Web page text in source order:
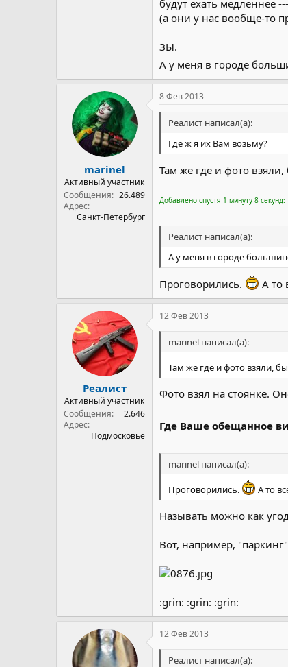
будут ехать медленнее
(а они у нас вообще-то
ЗЫ.
А у меня в городе
marinel
Активный участник
Сообщения
26.489
Адрес
Санкт-Петербург
8 Фев 2013
Реалист написал(а):
Где ж я их Вам возьму?
Там же где и фото
Добавлено спустя 1 минуту 8 секунд:
Реалист написал(а):
А у меня в городе
Проговорились. А то
Реалист
Активный участник
Сообщения
2.646
Адрес
Подмосковье
12 Фев 2013
marinel написал(а):
Там же где и фото взяли,
Фото взял на стоянке.
Где Ваше обещанное
marinel написал(а):
Проговорились. А то
Называть можно как
Вот, например,
:grin: :grin: :grin:
12 Фев 2013
Реалист написал(а):